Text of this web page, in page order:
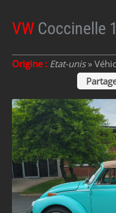
VW Coccinelle
Origine : Etat-unis»